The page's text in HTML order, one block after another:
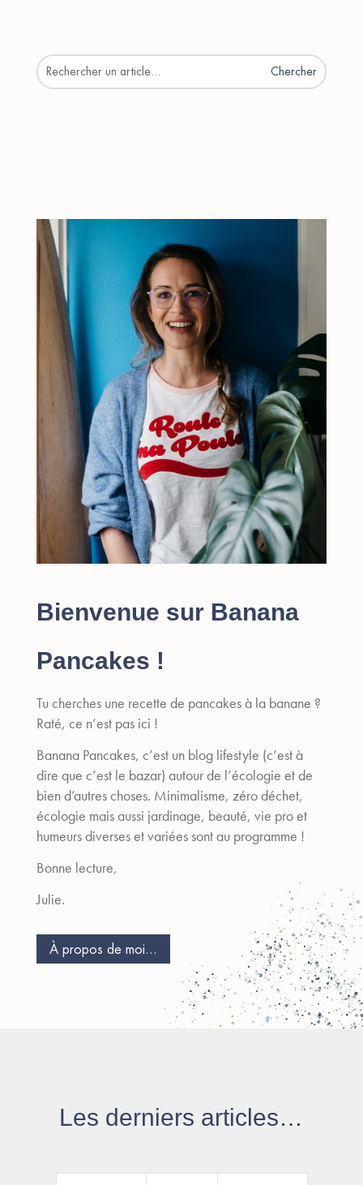
Bienvenue sur Banana
Pancakes !
Tu cherches une recette de pancakes à la banane ?
Raté, ce n’est pas ici !
Banana Pancakes, c’est un blog lifestyle (c’est à
dire que c’est le bazar) autour de l’écologie et de
bien d’autres choses. Minimalisme, zéro déchet,
écologie mais aussi jardinage, beauté, vie pro et
humeurs diverses et variées sont au programme !
Bonne lecture,
Julie.
À propos de moi...
Les derniers articles…